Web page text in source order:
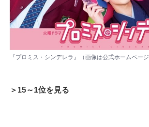
『プロミス・シンデレラ』（画像は公式ホームページ
＞15～1位を見る